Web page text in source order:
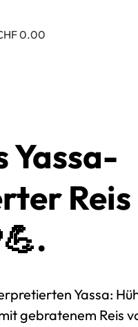
0.00
Yassa-
Reis
Yassa:
gebratenem Reis